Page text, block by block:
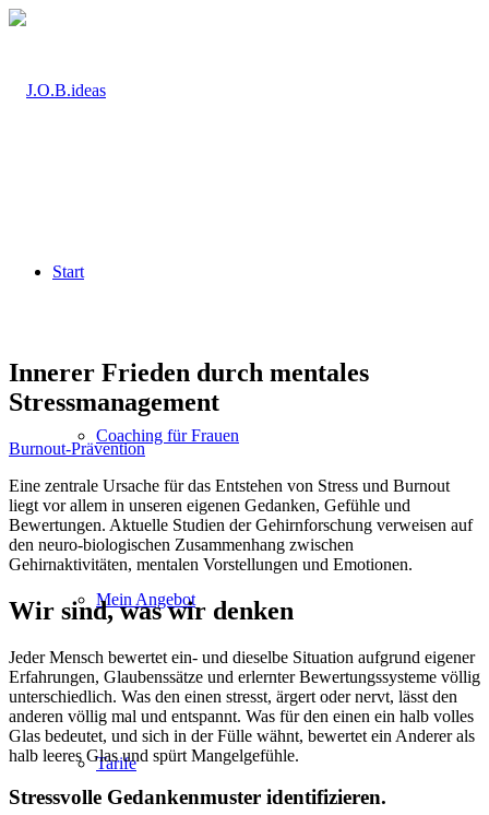
Start
Coaching für Frauen
Mein Angebot
Tarife
Innerer Frieden durch mentales
Stressmanagement
Burnout-Prävention
Eine zentrale Ursache für das Entstehen von Stress und Burnout
liegt vor allem in unseren eigenen Gedanken, Gefühle und
Bewertungen. Aktuelle Studien der Gehirnforschung verweisen auf
den neuro-biologischen Zusammenhang zwischen
Gehirnaktivitäten, mentalen Vorstellungen und Emotionen.
Wir sind, was wir denken
Jeder Mensch bewertet ein- und dieselbe Situation aufgrund eigener
Erfahrungen, Glaubenssätze und erlernter Bewertungssysteme völlig
unterschiedlich. Was den einen stresst, ärgert oder nervt, lässt den
anderen völlig mal und entspannt. Was für den einen ein halb volles
Glas bedeutet, und sich in der Fülle wähnt, bewertet ein Anderer als
halb leeres Glas und spürt Mangelgefühle.
Stressvolle Gedankenmuster identifizieren.